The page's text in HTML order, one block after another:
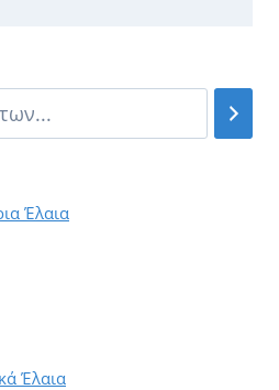
Έλαια
Έλαια